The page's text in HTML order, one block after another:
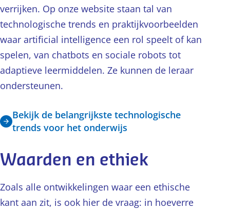
verrijken. Op onze website staan tal van
technologische trends en praktijkvoorbeelden
waar artificial intelligence een rol speelt of kan
spelen, van chatbots en sociale robots tot
adaptieve leermiddelen. Ze kunnen de leraar
ondersteunen.
Bekijk de belangrijkste technologische
trends voor het onderwijs
Waarden en ethiek
Zoals alle ontwikkelingen waar een ethische
kant aan zit, is ook hier de vraag: in hoeverre